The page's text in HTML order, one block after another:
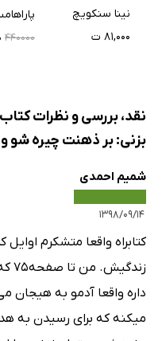
نینا سنکویچ
۸۱,۰۰۰ ت
۴۴۰۰۰۰
نقد، بررسی و نظرات
بزنی: بر ذهنت چیره شو
شمیم احمدی
۱۳۹۸/۰۹/۱۴
کتابراه واقعا متشکرم
داره واقعا آدمو به هیجان
میکنه که برای رسیدن به